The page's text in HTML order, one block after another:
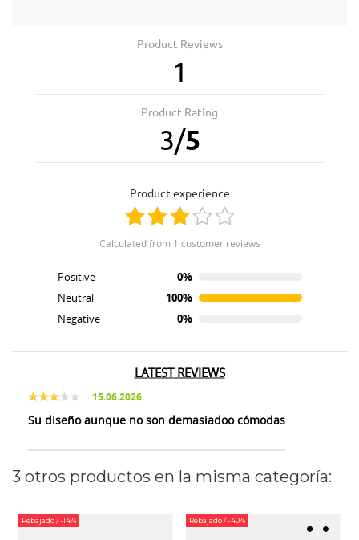
Product Reviews
1
Product Rating
3/5
product experience
calculated from 1 customer reviews
Positive
0%
Neutral
100%
Negative
0%
LATEST REVIEWS
15.06.2026
Su diseño aunque no son demasiadoo cómodas
3 otros productos en la misma categoría:
Rebajado/ -14% Rebajado/ -40%